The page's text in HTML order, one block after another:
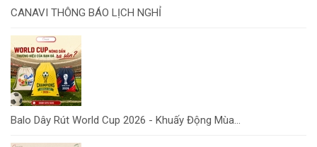
CANAVI THÔNG BÁO LỊCH NGHỈ
Balo Dây Rút World Cup 2026 - Khuấy Động Mùa...